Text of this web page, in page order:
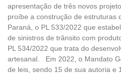
apresentação de três novos
proíbe a construção de estruturas
Paraná, o PL 533/2022 que
de sinistros de trânsito com
PL 534/2022 que trata do
artesanal. Em 2022, o Mandato
de leis, sendo 15 de sua autoria e